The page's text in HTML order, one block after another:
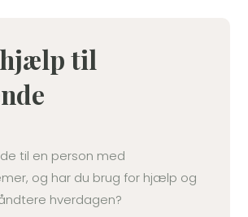
til
til en person med
og har du brug for hjælp og
hverdagen?